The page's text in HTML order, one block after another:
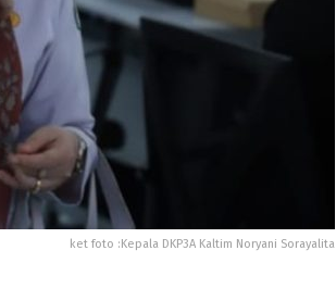
ket foto :Kepala DKP3A Kaltim Noryani Sorayalita